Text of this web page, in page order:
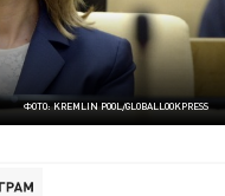
ФОТО: KREMLIN POOL/GLOBALLOOKPRESS